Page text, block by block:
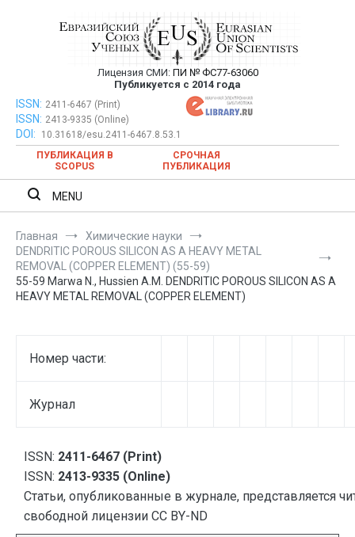
Евразийский Союз Ученых —
публикация научных статей в
ежемесячном научном журнале
Лицензия СМИ: ПИ № ФС77-63060
Публикуется с 2014 года
Евразийский Союз Ученых — публикация научных статей в
ежемесячном научном журнале
ISSN: 2411-6467 (Print)
ISSN: 2413-9335 (Online)
DOI:
10.31618/esu.2411-6467.8.53.1
ПУБЛИКАЦИЯ В
SCOPUS
СРОЧНАЯ
ПУБЛИКАЦИЯ
MENU
Главная
Химические науки
DENDRITIC POROUS SILICON AS A HEAVY METAL
REMOVAL (COPPER ELEMENT) (55-59)
55-59 Marwa N., Hussien A.M. DENDRITIC POROUS SILICON AS A
HEAVY METAL REMOVAL (COPPER ELEMENT)
Номер части:
Журнал
ISSN: 2411-6467 (Print)
ISSN: 2413-9335 (Online)
Статьи, опубликованные в журнале, представляется
свободной лицензии CC BY-ND